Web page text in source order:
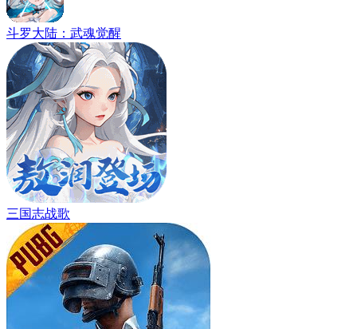
斗罗大陆：武魂觉醒
三国志战歌